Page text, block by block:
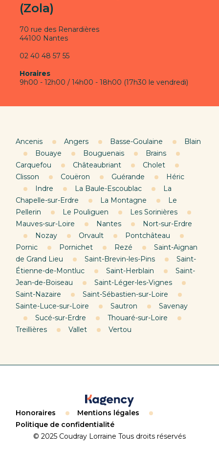
(Zola)
70 rue des Renardières
44100 Nantes
02 40 48 57 55
Horaires
9h00 - 12h00 / 14h00 - 18h00 (17h30 le vendredi)
Ancenis Angers Basse-Goulaine
Blain
Bouaye
Bouguenais
Brains
Carquefou
Châteaubriant
Cholet
Clisson
Couëron Guérande
Héric
Indre
La Baule-Escoublac
La
Chapelle-sur-Erdre
La Montagne
Le
Pellerin
Le Pouliguen
Les Sorinières
Mauves-sur-Loire
Nantes
Nort-sur-Erdre
Nozay
Orvault
Pontchâteau
Pornic
Pornichet Rezé
Saint-Aignan
de Grand Lieu
Saint-Brevin-les-Pins
Saint-
Étienne-de-Montluc
Saint-Herblain
Saint-
Jean-de-Boiseau
Saint-Léger-les-Vignes
Saint-Nazaire
Saint-Sébastien-sur-Loire
Sainte-Luce-sur-Loire
Sautron
Savenay
Sucé-sur-Erdre
Thouaré-sur-Loire
Treillières
Vallet Vertou
© 2025 Coudray Lorraine Tous droits réservés
Honoraires
Mentions légales
Politique de confidentialité